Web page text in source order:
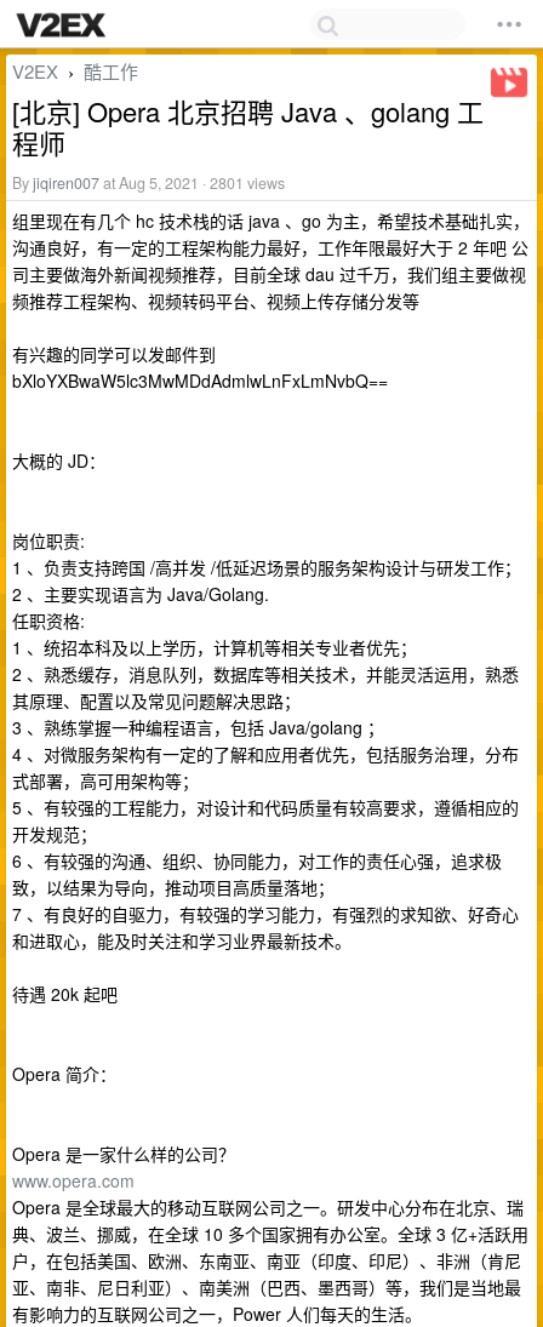
V2EX › 酷工作
[北京] Opera 北京招聘 Java 、golang 工
程师
Byjiqiren007at Aug 5, 2021 · 2801 views
组里现在有几个 hc 技术栈的话 java 、go 为主，希望技术基础扎实，
沟通良好，有一定的工程架构能力最好，工作年限最好大于 2 年吧 公
司主要做海外新闻视频推荐，目前全球 dau 过千万，我们组主要做视
频推荐工程架构、视频转码平台、视频上传存储分发等
有兴趣的同学可以发邮件到
bXloYXBwaW5lc3MwMDdAdmlwLnFxLmNvbQ==
大概的 JD：
岗位职责:
1 、负责支持跨国 /高并发 /低延迟场景的服务架构设计与研发工作；
2 、主要实现语言为 Java/Golang.
任职资格:
1 、统招本科及以上学历，计算机等相关专业者优先；
2 、熟悉缓存，消息队列，数据库等相关技术，并能灵活运用，熟悉
其原理、配置以及常见问题解决思路；
3 、熟练掌握一种编程语言，包括 Java/golang ；
4 、对微服务架构有一定的了解和应用者优先，包括服务治理，分布
式部署，高可用架构等；
5 、有较强的工程能力，对设计和代码质量有较高要求，遵循相应的
开发规范；
6 、有较强的沟通、组织、协同能力，对工作的责任心强，追求极
致，以结果为导向，推动项目高质量落地；
7 、有良好的自驱力，有较强的学习能力，有强烈的求知欲、好奇心
和进取心，能及时关注和学习业界最新技术。
待遇 20k 起吧
Opera 简介：
Opera 是一家什么样的公司？
www.opera.com
Opera 是全球最大的移动互联网公司之一。研发中心分布在北京、瑞
典、波兰、挪威，在全球 10 多个国家拥有办公室。全球 3 亿+活跃用
户，在包括美国、欧洲、东南亚、南亚（印度、印尼）、非洲（肯尼
亚、南非、尼日利亚）、南美洲（巴西、墨西哥）等，我们是当地最
有影响力的互联网公司之一，Power 人们每天的生活。